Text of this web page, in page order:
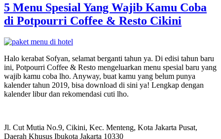
5 Menu Spesial Yang Wajib Kamu Coba
di Potpourri Coffee & Resto Cikini
Halo kerabat Sofyan, selamat berganti tahun ya. Di edisi tahun baru
ini, Potpourri Coffee & Resto mengeluarkan menu spesial baru yang
wajib kamu coba lho. Anyway, buat kamu yang belum punya
kalender tahun 2019, bisa download di sini ya! Lengkap dengan
kalender libur dan rekomendasi cuti lho.
Jl. Cut Mutia No.9, Cikini, Kec. Menteng, Kota Jakarta Pusat,
Daerah Khusus Ibukota Jakarta 10330